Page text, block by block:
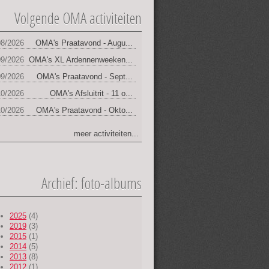
Volgende OMA activiteiten
2026
OMA's Praatavond - Augu...
2026 OMA's XL Ardennenweeken...
2026
OMA's Praatavond - Sept...
2026
OMA's Afsluitrit - 11 o...
2026
OMA's Praatavond - Okto...
meer activiteiten...
Archief: foto-albums
2025 (4)
2019 (3)
2015 (1)
2014 (5)
2013 (8)
2012 (1)